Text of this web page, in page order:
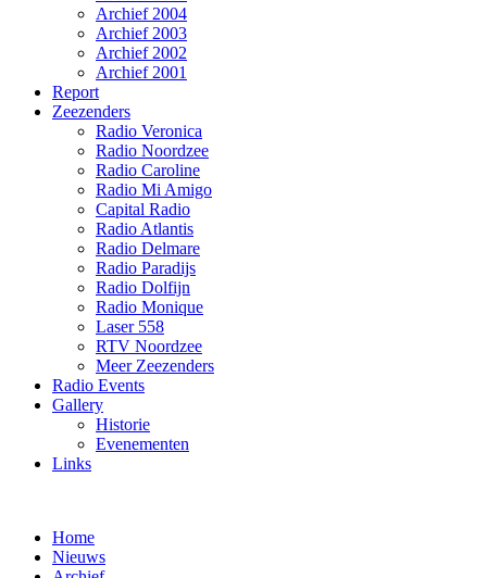
Archief 2004
Archief 2003
Archief 2002
Archief 2001
Report
Zeezenders
Radio Veronica
Radio Noordzee
Radio Caroline
Radio Mi Amigo
Capital Radio
Radio Atlantis
Radio Delmare
Radio Paradijs
Radio Dolfijn
Radio Monique
Laser 558
RTV Noordzee
Meer Zeezenders
Radio Events
Gallery
Historie
Evenementen
Links
Home
Nieuws